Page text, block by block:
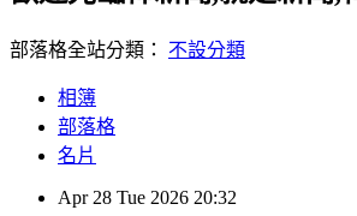
部落格全站分類： 不設分類
相簿
部落格
名片
Apr 28 Tue 2026 20:32